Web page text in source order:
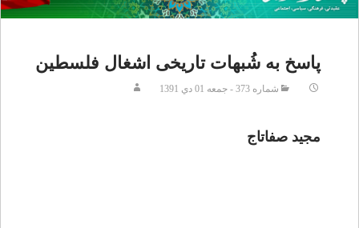
پاسخ به شُبهات تاریخی اشغال فلسطين
شماره 373 - جمعه 01 دي 1391
مجيد صفا‌تاج